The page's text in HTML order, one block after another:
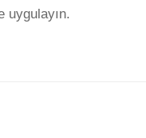
uygulayın.